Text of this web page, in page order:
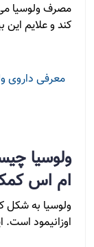
مصرف ولوسیا
کند و علایم این
معرفی داروی
ولوسیا
ام اس
ولوسیا به شکل
اوزانیمود